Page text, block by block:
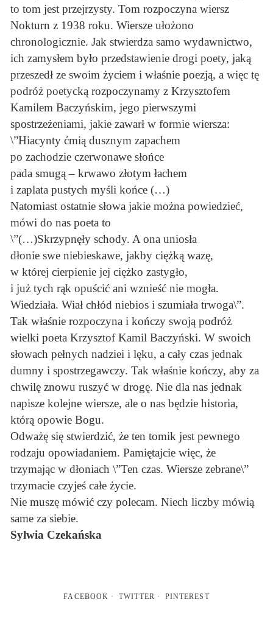
to tom jest przejrzysty. Tom rozpoczyna wiersz
Nokturn z 1938 roku. Wiersze ułożono
chronologicznie. Jak stwierdza samo wydawnictwo,
ich zamysłem było przedstawienie drogi poety, jaką
przeszedł ze swoim życiem i właśnie poezją, a więc tę
podróż poetycką rozpoczynamy z Krzysztofem
Kamilem Baczyńskim, jego pierwszymi
spostrzeżeniami, jakie zawarł w formie wiersza:
\”Hiacynty ćmią dusznym zapachem
po zachodzie czerwonawe słońce
pada smugą – krwawo złotym łachem
i zaplata pustych myśli końce (…)
Natomiast ostatnie słowa jakie można powiedzieć,
mówi do nas poeta to
\”(…)Skrzypnęły schody. A ona uniosła
dłonie swe niebieskawe, jakby ciężką wazę,
w której cierpienie jej ciężko zastygło,
i już tych rąk opuścić ani wznieść nie mogła.
Wiedziała. Wiał chłód niebios i szumiała trwoga\”.
Tak właśnie rozpoczyna i kończy swoją podróż
wielki poeta Krzysztof Kamil Baczyński. W swoich
słowach pełnych nadziei i lęku, a cały czas jednak
dumny i spostrzegawczy. Tak właśnie kończy, aby za
chwilę znowu ruszyć w drogę. Nie dla nas jednak
napisze kolejne wiersze, ale o nas będzie historia,
którą opowie Bogu.
Odważę się stwierdzić, że ten tomik jest pewnego
rodzaju opowiadaniem. Pamiętajcie więc, że
trzymając w dłoniach \”Ten czas. Wiersze zebrane\”
trzymacie czyjeś całe życie.
Nie muszę mówić czy polecam. Niech liczby mówią
same za siebie.
Sylwia Czekańska
FACEBOOK TWITTER PINTEREST